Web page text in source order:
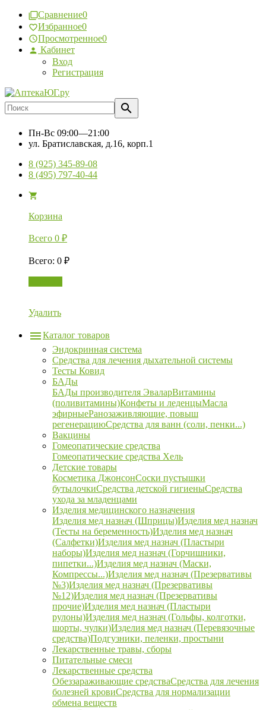
Сравнение0
Избранное0
Просмотренное0
Кабинет
Вход
Регистрация
Пн-Вс 09:00—21:00
ул. Братиславская, д.16, корп.1
8 (925) 345-89-08
8 (495) 797-40-44
Корзина
Всего 0 ₽
Всего: 0 ₽
Удалить
Каталог товаров
Эндокринная система
Средства для лечения дыхательной системы
Тесты Ковид
БАДы
БАДы производителя ЭваларВитамины
(поливитамины)Конфеты и леденцыМасла
эфирныеРанозаживляющие, повыш
регенерациюСредства для ванн (соли, пенки...)
Вакцины
Гомеопатические средства
Гомеопатические средства Хель
Детские товары
Косметика ДжонсонСоски пустышки
бутылочкиСредства детской гигиеныСредства
ухода за младенцами
Изделия медицинского назначения
Изделия мед назнач (Шприцы)Изделия мед назнач
(Тесты на беременность)Изделия мед назнач
(Салфетки)Изделия мед назнач (Пластыри
наборы)Изделия мед назнач (Горчишники,
пипетки...)Изделия мед назнач (Маски,
Компрессы...)Изделия мед назнач (Презервативы
№3)Изделия мед назнач (Презервативы
№12)Изделия мед назнач (Презервативы
прочие)Изделия мед назнач (Пластыри
рулоны)Изделия мед назнач (Гольфы, колготки,
шорты, чулки)Изделия мед назнач (Перевязочные
средства)Подгузники, пеленки, простыни
Лекарственные травы, сборы
Питательные смеси
Лекарственные средства
Обеззараживающие средстваСредства для лечения
болезней кровиСредства для нормализации
обмена веществ